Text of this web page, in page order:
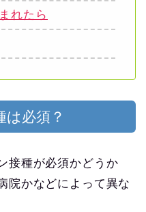
れたら
は必須？
接種が必須かどうか
院かなどによって異な